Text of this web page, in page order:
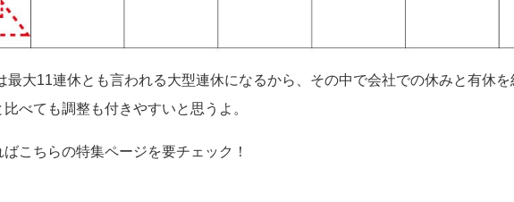
最大11連休とも言われる大型連休になるから、その中で会社での休みと有休
べても調整も付きやすいと思うよ。
こちらの特集ページを要チェック！